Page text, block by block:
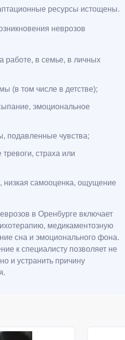
ресурсы истощены.
неврозов
работе, в семье, в личных
(в том числе в детстве);
эмоциональное
подавленные чувства;
страха или
низкая самооценка, ощущение
в Оренбурге включает
медикаментозную
сна и эмоционального фона.
к специалисту позволяет не
и устранить причину